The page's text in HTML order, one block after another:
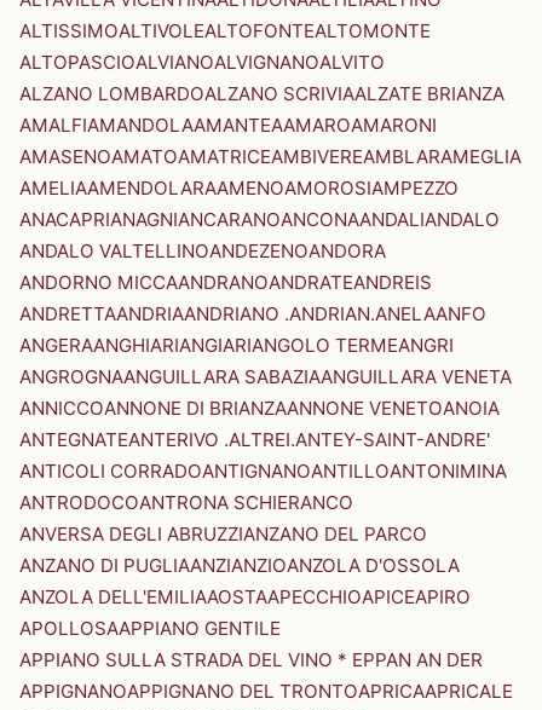
ALTISSIMOALTIVOLEALTOFONTEALTOMONTE
ALTOPASCIOALVIANOALVIGNANOALVITO
ALZANO LOMBARDOALZANO SCRIVIAALZATE BRIANZA
AMALFIAMANDOLAAMANTEAAMAROAMARONI
AMASENOAMATOAMATRICEAMBIVEREAMBLARAMEGLIA
AMELIAAMENDOLARAAMENOAMOROSIAMPEZZO
ANACAPRIANAGNIANCARANOANCONAANDALIANDALO
ANDALO VALTELLINOANDEZENOANDORA
ANDORNO MICCAANDRANOANDRATEANDREIS
ANDRETTAANDRIAANDRIANO .ANDRIAN.ANELAANFO
ANGERAANGHIARIANGIARIANGOLO TERMEANGRI
ANGROGNAANGUILLARA SABAZIAANGUILLARA VENETA
ANNICCOANNONE DI BRIANZAANNONE VENETOANOIA
ANTEGNATEANTERIVO .ALTREI.ANTEY-SAINT-ANDRE'
ANTICOLI CORRADOANTIGNANOANTILLOANTONIMINA
ANTRODOCOANTRONA SCHIERANCO
ANVERSA DEGLI ABRUZZIANZANO DEL PARCO
ANZANO DI PUGLIAANZIANZIOANZOLA D'OSSOLA
ANZOLA DELL'EMILIAAOSTAAPECCHIOAPICEAPIRO
APOLLOSAAPPIANO GENTILE
APPIANO SULLA STRADA DEL VINO * EPPAN AN DER
APPIGNANOAPPIGNANO DEL TRONTOAPRICAAPRICALE